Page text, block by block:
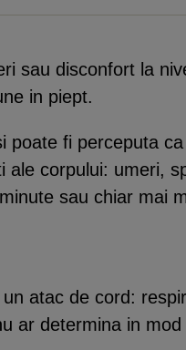
sau disconfort la
in piept.
poate fi perceputa
corpului: umeri,
sau chiar mai
atac de cord:
ar determina in